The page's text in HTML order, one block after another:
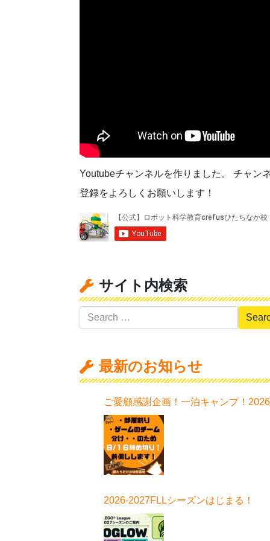
Youtubeチャンネルを作りました。 チャン
登録をよろしくお願いします！
サイト内検索
最新のお知らせ
ご愛顧感謝企画！一泊キャンプ！
日程はこちら！
2026-2027FLLシーズンはじまる！